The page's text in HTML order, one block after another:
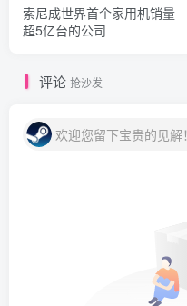
索尼成世界首个家用机销量
超5亿台的公司
评论 抢沙发
欢迎您留下宝贵的见解！